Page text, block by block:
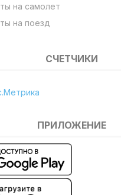
на самолет
на поезд
СЧЕТЧИКИ
ПРИЛОЖЕНИЕ